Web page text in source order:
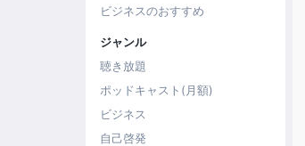
ビジネスのおすすめ
ジャンル
聴き放題
ポッドキャスト(月額)
ビジネス
自己啓発